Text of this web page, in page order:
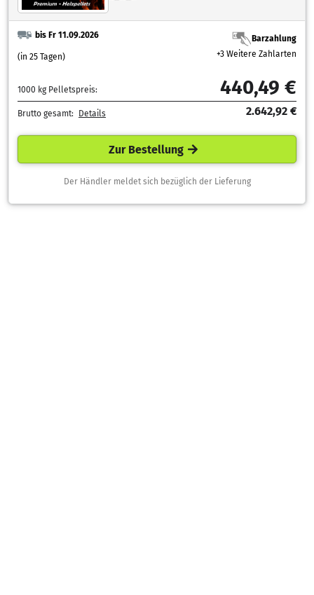
bis Fr 11.09.2026
(in 25 Tagen)
Barzahlung
+3 Weitere Zahlarten
1000 kg Pelletspreis: 440,49 €
Brutto gesamt: Details 2.642,92 €
Zur Bestellung
Der Händler meldet sich bezüglich der Lieferung